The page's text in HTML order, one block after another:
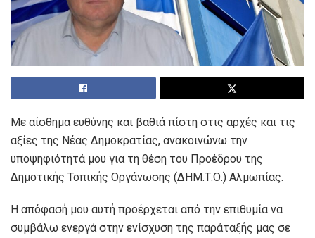
Με αίσθημα ευθύνης και βαθιά πίστη στις αρχές και τις
αξίες της Νέας Δημοκρατίας, ανακοινώνω την
υποψηφιότητά μου για τη θέση του Προέδρου της
Δημοτικής Τοπικής Οργάνωσης (ΔΗΜ.Τ.Ο.) Αλμωπίας.
Η απόφασή μου αυτή προέρχεται από την επιθυμία να
συμβάλω ενεργά στην ενίσχυση της παράταξής μας σε